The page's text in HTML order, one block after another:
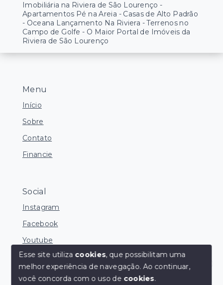
Menu
Início
Sobre
Contato
Financie
Social
Instagram
Facebook
Youtube
© Copyright 2026 - Ocean Consultoria de Imóveis -
Imobiliária na Riviera de São Lourenço -
Apartamentos Pé na Areia - Casas de Alto Padrão
- Oceana Lançamento Na Riviera - Terrenos no
Campo de Golfe - O Maior Portal de Imóveis da
Riviera de São Lourenço
Corretores Online
Esse site utiliza cookies, que possibilitam uma
melhor experiência de navegação.Ao continuar,
você concorda com o uso de cookies.